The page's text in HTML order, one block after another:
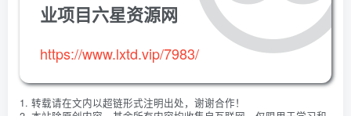
业项目六星资源网
https://www.lxtd.vip/7983/
1. 转载请在文内以超链形式注明出处，谢谢合作！